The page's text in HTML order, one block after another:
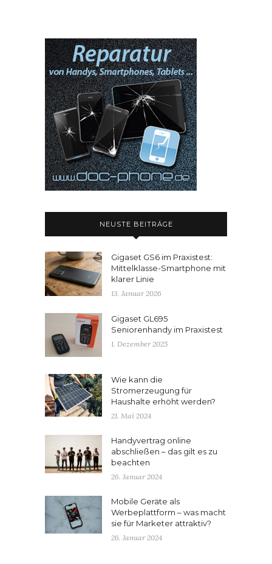
NEUSTE BEITRÄGE
Gigaset GS6 im Praxistest:
Mittelklasse-Smartphone mit
klarer Linie
13. Januar 2026
Gigaset GL695
Seniorenhandy im Praxistest
1. Dezember 2025
Wie kann die
Stromerzeugung für
Haushalte erhöht werden?
21. Mai 2024
Handyvertrag online
abschließen – das gilt es zu
beachten
26. Januar 2024
Mobile Geräte als
Werbeplattform – was macht
sie für Marketer attraktiv?
26. Januar 2024